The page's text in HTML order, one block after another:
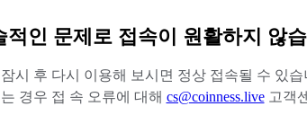
적인 문제로 접속이 원활하지 않
시 후 다시 이용해 보시면 정상 접속될 수 있습
경우 접 속 오류에 대해 cs@coinness.live 고객